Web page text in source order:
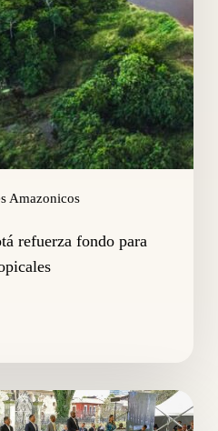
Amazonicos
refuerza fondo para